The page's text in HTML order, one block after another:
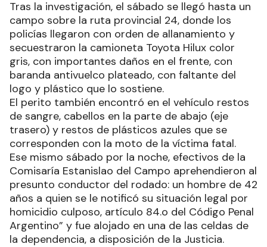
Tras la investigación, el sábado se llegó hasta un
campo sobre la ruta provincial 24, donde los
policías llegaron con orden de allanamiento y
secuestraron la camioneta Toyota Hilux color
gris, con importantes daños en el frente, con
baranda antivuelco plateado, con faltante del
logo y plástico que lo sostiene.
El perito también encontró en el vehículo restos
de sangre, cabellos en la parte de abajo (eje
trasero) y restos de plásticos azules que se
corresponden con la moto de la víctima fatal.
Ese mismo sábado por la noche, efectivos de la
Comisaría Estanislao del Campo aprehendieron al
presunto conductor del rodado: un hombre de 42
años a quien se le notificó su situación legal por
homicidio culposo, artículo 84.o del Código Penal
Argentino” y fue alojado en una de las celdas de
la dependencia, a disposición de la Justicia.